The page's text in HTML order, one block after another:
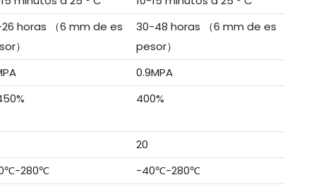
horas （6 mm de es
）
30-48 horas （6 mm de es
pesor）
0.9MPA
400%
20
280℃
-40℃-280℃